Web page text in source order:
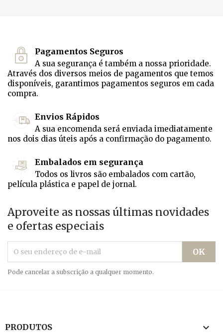
Pagamentos Seguros
A sua segurança é também a nossa prioridade.
Através dos diversos meios de pagamentos que temos
disponíveis, garantimos pagamentos seguros em cada
compra.
Envios Rápidos
A sua encomenda será enviada imediatamente
nos dois dias úteis após a confirmação do pagamento.
Embalados em segurança
Todos os livros são embalados com cartão,
película plástica e papel de jornal.
Aproveite as nossas últimas novidades
e ofertas especiais
Pode cancelar a subscrição a qualquer momento.
PRODUTOS 